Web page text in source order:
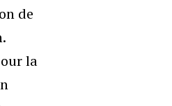
de
la